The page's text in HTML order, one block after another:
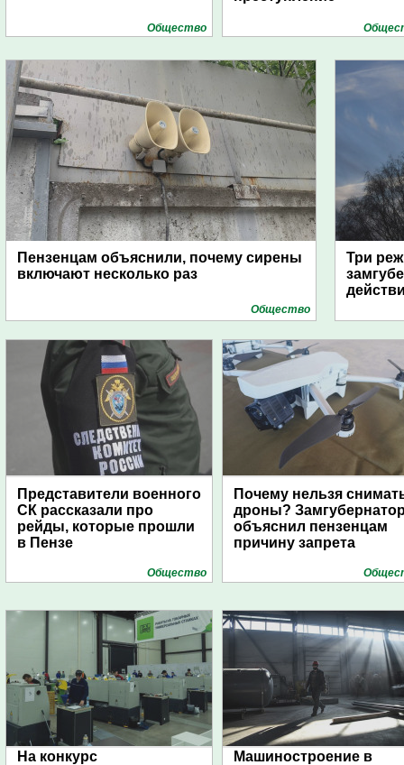
Общество
Пензенцам объяснили, почему сирены
включают несколько раз
Общество
Три
Представители военного
СК рассказали про
рейды, которые прошли
в Пензе
Общество
Почему нельзя
дроны?
объяснил пензенцам
причину запрета
На конкурс
Машиностроение в